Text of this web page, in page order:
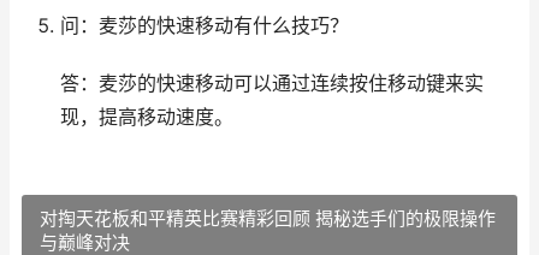
问：麦莎的快速移动有什么技巧？
答：麦莎的快速移动可以通过连续按住移动键来实
现，提高移动速度。
对掏天花板和平精英比赛精彩回顾 揭秘选手们的极限操作
与巅峰对决